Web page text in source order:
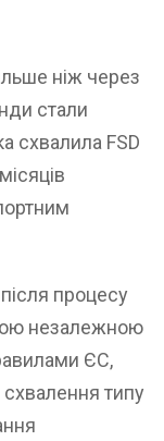
ніж через
стали
схвалила FSD
процесу
незалежною
ЄС,
типу